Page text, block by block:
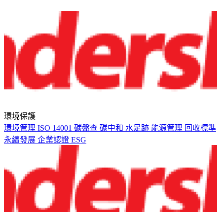
環境保護
環境管理 ISO 14001 碳盤查 碳中和 水足跡 能源管理 回收標準
永續發展 企業認證 ESG